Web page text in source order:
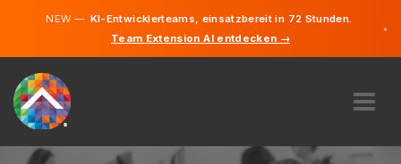
NEW —KI-Entwicklerteams, einsatzbereit in 72 Stunden.
Team Extension AI entdecken →
×
ÜBER UNS
Englisch